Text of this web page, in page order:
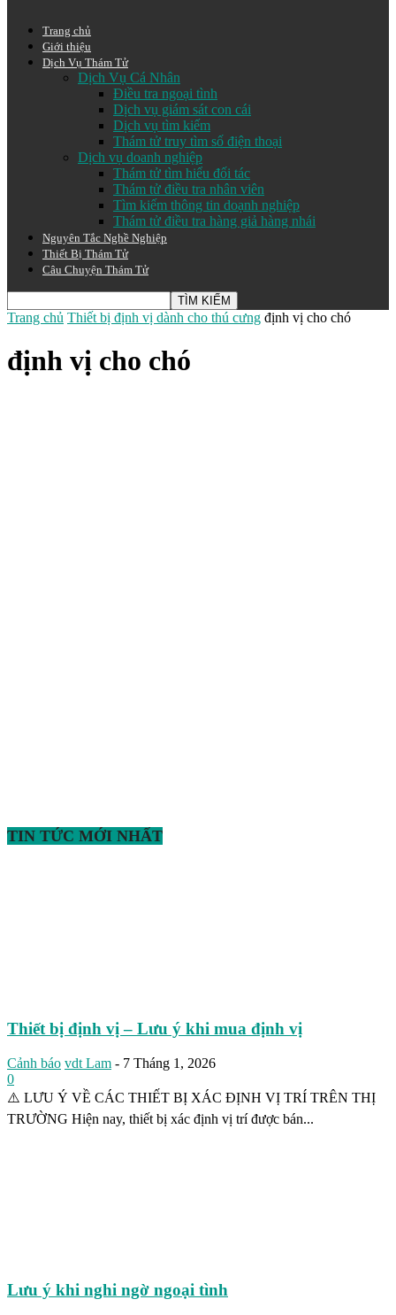
Trang chủ
Giới thiệu
Dịch Vụ Thám Tử
Dịch Vụ Cá Nhân
Điều tra ngoại tình
Dịch vụ giám sát con cái
Dịch vụ tìm kiếm
Thám tử truy tìm số điện thoại
Dịch vụ doanh nghiệp
Thám tử tìm hiểu đối tác
Thám tử điều tra nhân viên
Tìm kiếm thông tin doạnh nghiệp
Thám tử điều tra hàng giả hàng nhái
Nguyên Tắc Nghề Nghiệp
Thiết Bị Thám Tử
Câu Chuyện Thám Tử
Trang chủ Thiết bị định vị dành cho thú cưng định vị cho chó
định vị cho chó
TIN TỨC MỚI NHẤT
Thiết bị định vị – Lưu ý khi mua định vị
Cảnh báo vdt Lam - 7 Tháng 1, 2026
0
⚠️ LƯU Ý VỀ CÁC THIẾT BỊ XÁC ĐỊNH VỊ TRÍ TRÊN THỊ
TRƯỜNG Hiện nay, thiết bị xác định vị trí được bán...
Lưu ý khi nghi ngờ ngoại tình